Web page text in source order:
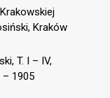
Kraków
T. I – IV,
– 1905